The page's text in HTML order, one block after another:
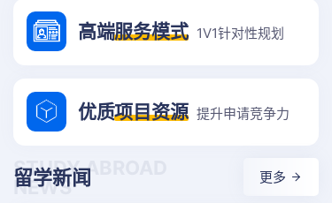
高端服务模式 1V1针对性规划
优质项目资源 提升申请竞争力
STUDY ABROAD
NEWS
留学新闻 更多